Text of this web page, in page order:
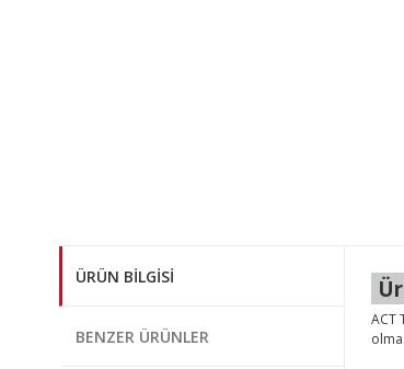
ÜRÜN BILGISI
BENZER ÜRÜNLER
ACT